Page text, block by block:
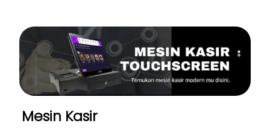
Mesin Kasir